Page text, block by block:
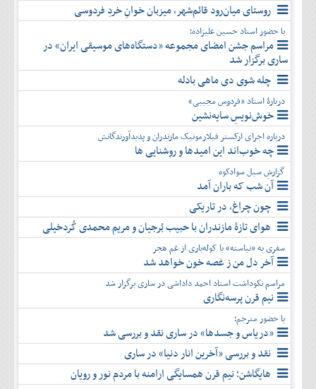
روستای میان‌رود قائم‌شهر، میزبان خوانِ خردِ فردوسی
با حضور استاد حسین علیزاده؛
مراسم جشن امضای مجموعه «دستگاه‌های موسیقی ایران» در
ساری برگزار شد
چله شوی دی ماهی بادله
دربارۀ استاد «فردوس مجیبی»
خوش‌نویسِ سایه‌نشین
درباره اجرای ارکستر فیلارمونیک مازندران و پدیدآورندگانش
چه خوب‌اند این امیدها و روشنایی ها
گزارشِ سیل سوادکوه
آن شب که باران آمد
چون چراغ، در تاریکی
هوای تازۀ مازندران با حبیب بُرجیان و مریم محمدی کُردخیلی
سفری به «نیاسته» با کوله‌باری از غم هجر
آخر دل من ز غصه خون خواهد شد
مراسم نکوداشت استاد احمد داداشی در ساری برگزار شد
نیم قرن پرسه‌نگاری
با حضور مترجم؛
«دریاس و جسدها» در ساری نقد و بررسی شد
نقد و بررسی «آخرین انار دنیا» در ساری
هایگاشن؛ نیم قرن همسایگی ارامنه با مردم نور و رویان